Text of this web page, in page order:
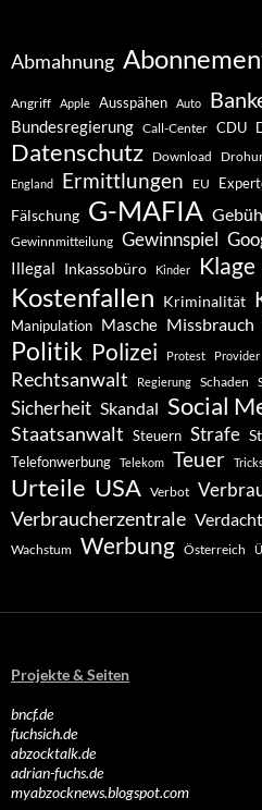
Abmahnung
Angriff Apple Ausspähen Auto
Bundesregierung Call-Center CDU
Datenschutz Download
England Ermittlungen EU
Fälschung G-MAFIA
Gewinnmitteilung Gewinnspiel
Illegal Inkassobüro Kinder Klage
Kostenfallen Kriminalität
Manipulation Masche Missbrauch
Politik Polizei Protest Provider
Rechtsanwalt Regierung Schaden
Sicherheit Skandal Social
Staatsanwalt Steuern Strafe
Telefonwerbung Telekom Teuer
Urteile USA Verbot
Verbraucherzentrale Verdacht
Wachstum Werbung Österreich
Projekte & Seiten
bncf.de
fuchsich.de
abzocktalk.de
adrian-fuchs.de
myabzocknews.blogspot.com